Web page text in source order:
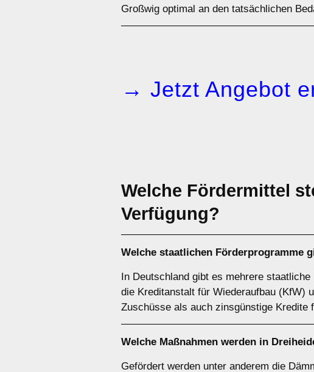
Großwig optimal an den tatsächlichen
→ Jetzt Angebot
Welche Fördermittel
Verfügung?
Welche staatlichen Förderprogramme
In Deutschland gibt es mehrere
die Kreditanstalt für Wiederaufbau (KfW)
Zuschüsse als auch zinsgünstige Kredite
Welche Maßnahmen werden in
Gefördert werden unter anderem die